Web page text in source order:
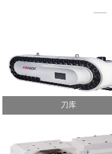
态
技
刀库